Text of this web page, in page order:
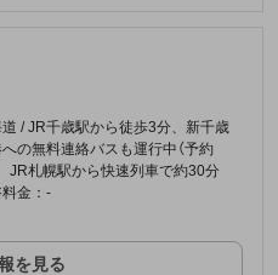
/ JR千歳駅から徒歩3分、新千歳
の無料連絡バスも運行中（予約
JR札幌駅から快速列車で約30分
料金：-
を見る